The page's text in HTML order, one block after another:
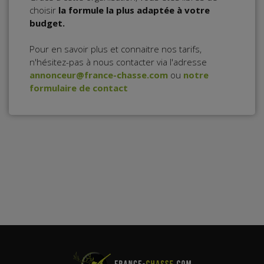
choisir la formule la plus adaptée à votre
budget.
Pour en savoir plus et connaitre nos tarifs,
n'hésitez-pas à nous contacter via l'adresse
annonceur@france-chasse.com ou notre
formulaire de contact